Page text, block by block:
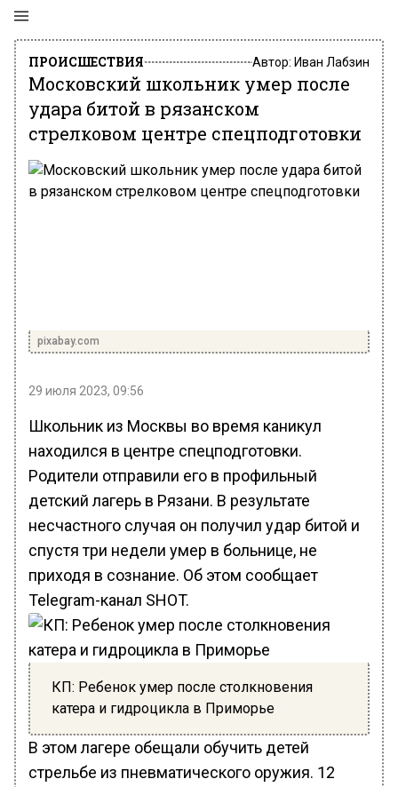
ПРОИСШЕСТВИЯ Автор: Иван Лабзин
Московский школьник умер после
удара битой в рязанском
стрелковом центре спецподготовки
pixabay.com
29 июля 2023, 09:56
Школьник из Москвы во время каникул
находился в центре спецподготовки.
Родители отправили его в профильный
детский лагерь в Рязани. В результате
несчастного случая он получил удар битой и
спустя три недели умер в больнице, не
приходя в сознание. Об этом сообщает
Telegram-канал SHOT.
КП: Ребенок умер после столкновения
катера и гидроцикла в Приморье
В этом лагере обещали обучить детей
стрельбе из пневматического оружия. 12